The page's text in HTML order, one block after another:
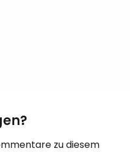
zu diesem